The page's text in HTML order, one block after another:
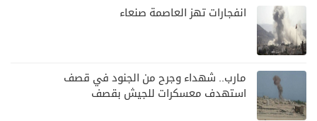
انفجارات تهز العاصمة صنعاء
مارب.. شهداء وجرح من الجنود في قصف
استهدف معسكرات للجيش بقصف